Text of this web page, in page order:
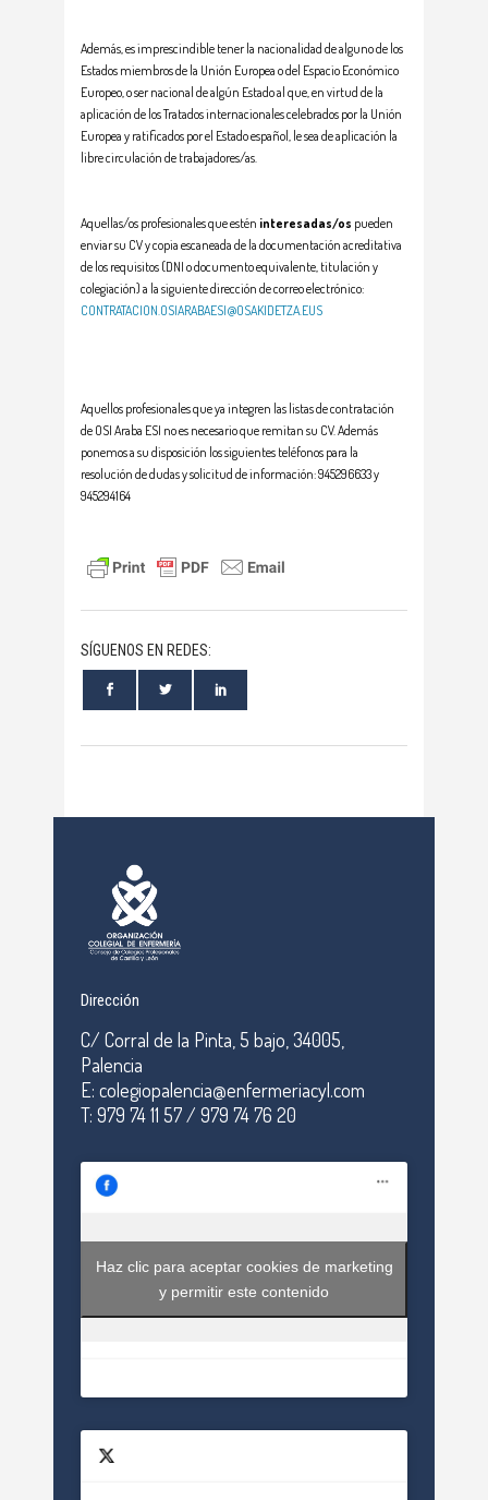
Además, es imprescindible tener la nacionalidad de alguno de los
Estados miembros de la Unión Europea o del Espacio Económico
Europeo, o ser nacional de algún Estado al que, en virtud de la
aplicación de los Tratados internacionales celebrados por la Unión
Europea y ratificados por el Estado español, le sea de aplicación la
libre circulación de trabajadores/as.
Aquellas/os profesionales que estén interesadas/os pueden
enviar su CV y copia escaneada de la documentación acreditativa
de los requisitos (DNI o documento equivalente, titulación y
colegiación) a la siguiente dirección de correo electrónico:
CONTRATACION.OSIARABAESI@OSAKIDETZA.EUS
Aquellos profesionales que ya integren las listas de contratación
de OSI Araba ESI no es necesario que remitan su CV. Además
ponemos a su disposición los siguientes teléfonos para la
resolución de dudas y solicitud de información: 945296633 y
945294164
SÍGUENOS EN REDES:
Dirección
C/ Corral de la Pinta, 5 bajo, 34005,
Palencia
E: colegiopalencia@enfermeriacyl.com
T: 979 74 11 57 / 979 74 76 20
Haz clic para aceptar cookies de marketing
y permitir este contenido